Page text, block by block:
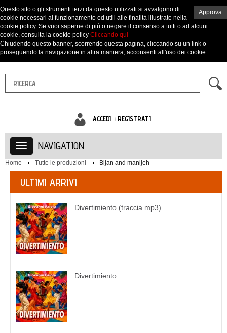
ACCEDI REGISTRATI
NAVIGATION
Home Tutte le produzioni Bijan and manijeh
ULTIMI ARRIVI
Divertimiento (traccia mp3)
Divertimiento
Approva
Questo sito o gli strumenti terzi da questo utilizzati si avvalgono di
cookie necessari al funzionamento ed utili alle finalità illustrate nella
cookie policy. Se vuoi saperne di più o negare il consenso a tutti o ad alcuni
cookie, consulta la cookie policy Cliccando qui
Chiudendo questo banner, scorrendo questa pagina, cliccando su un link o
proseguendo la navigazione in altra maniera, acconsenti all'uso dei cookie.